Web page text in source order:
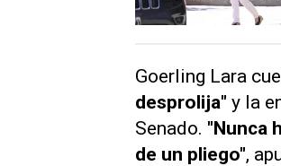
Goerling Lara
desprolija" y la
Senado. "Nunca
de un pliego",